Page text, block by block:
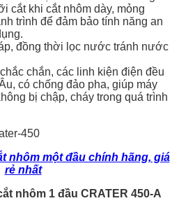
cắt khi cắt nhôm dày, mỏng
trình để đảm bảo tính năng an
đồng thời lọc nước tránh nước
chắn, các linh kiện điện đều
có chống đảo pha, giúp máy
bị chập, cháy trong quá trình
nhôm một đầu chính hãng, giá
rẻ nhất
nhôm 1 đầu CRATER 450-A